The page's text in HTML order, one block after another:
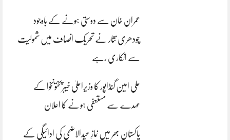
عمران خان سے دوستی ہونے کے باوجود
چودھری نثار نے تحریک انصاف میں شمولیت
سے انکاری رہے
علی امین گنڈاپور کا وزیراعلیٰ خیبرپختونخوا کے
عہدے سے مستعفی ہونے کا اعلان
پاکستان بھر میں نمازِ عیدالاضحی کی ادائیگی کے